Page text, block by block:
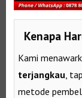
Kenapa
Kami
terjangkau ,
metode